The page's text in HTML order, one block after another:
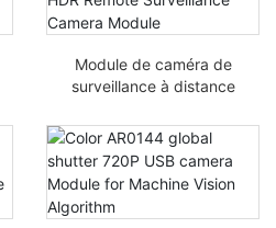
Module de caméra de
surveillance à distance
0,3MP